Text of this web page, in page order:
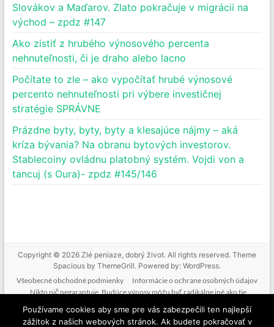
Slovákov a Maďarov. Zlato pokračuje v migrácii na
východ – zpdz #147
Ako zistiť z hrubého výnosového percenta
nehnuteľnosti, či je draho alebo lacno
Počítate to zle – ako vypočítať hrubé výnosové
percento nehnuteľnosti pri výbere investičnej
stratégie SPRÁVNE
Prázdne byty, byty, byty a klesajúce nájmy – aká
kríza bývania? Na obranu bytových investorov.
Stablecoiny ovládnu platobný systém. Vojdi von a
tancuj (s Oura)- zpdz #145/146
Copyright © 2026 Zlé peniaze, dobrý život. All rights reserved. Theme
Spaciousby ThemeGrill. Powered by: WordPress.
Všeobecné obchodné podmienky
Informácie o ochrane osobných údajov
Nikto nič negarantuje. Budúce výnosy môžu byť radikálne iné ako tie
doterajšie. Nikto nevie predpovedať budúcnosť. Tak ako nebudeme mať podiel
na vašich ziskoch, nenesieme zodpovednosť ani za vaše straty. Poskytované
Používame cookies aby sme pre vás zabezpečili ten najlepší
zážitok z našich webových stránok. Ak budete pokračovať v